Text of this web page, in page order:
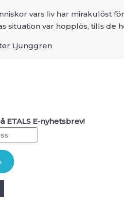
vars liv har mirakulöst
situation var hopplös, tills de
Ljunggren
ETALS E-nyhetsbrev!